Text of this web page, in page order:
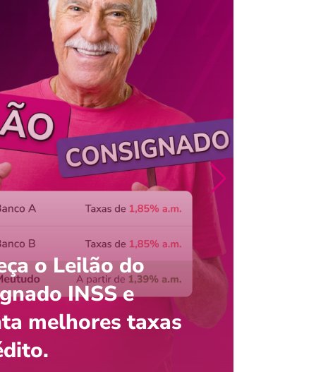
saldo do FGTS pelo
com o celular?
Jordão
o Leilão do
INSS e
melhores taxas